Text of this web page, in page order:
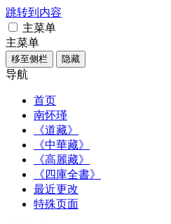
跳转到内容
主菜单
主菜单
移至侧栏 隐藏
导航
首页
南怀瑾
《道藏》
《中華藏》
《高麗藏》
《四庫全書》
最近更改
特殊页面